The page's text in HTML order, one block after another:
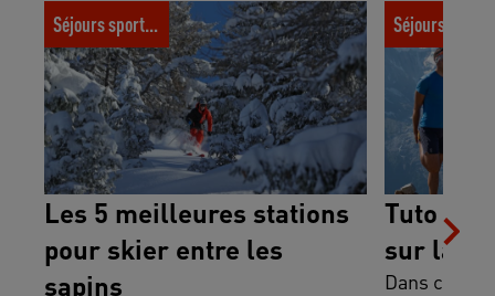
Les 5 meilleures stations pour skier
entre les sapins
Séjours sportifs
Les 5 meilleures stations
pour skier entre les
sapins
Tuto trail
Tuto
sur la
Dans ce